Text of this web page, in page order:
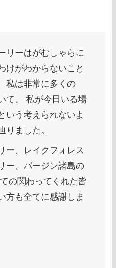
リーはがむしゃらに
けがわからないこと
私は非常に多くの
て、 私が今日いる場
いう考えられないよ
りました。
ー、レイクフォレス
ー、バージン諸島の
の関わってくれた皆
方も全てに感謝しま